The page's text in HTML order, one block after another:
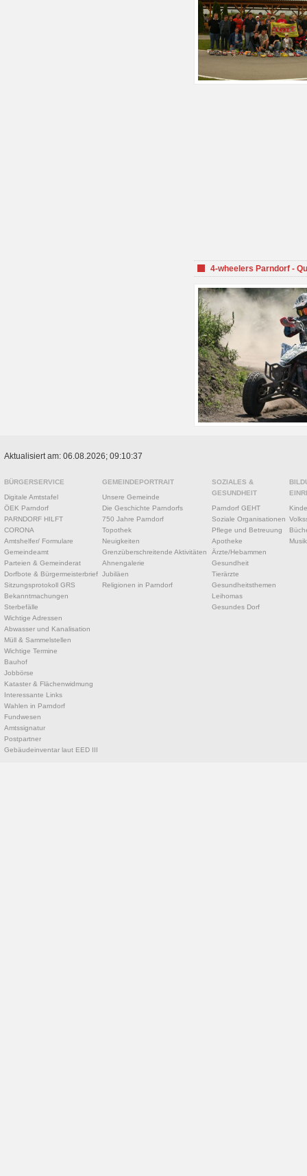
4-wheelers Parndorf -
Aktualisiert am: 06.08.2026; 09:10:37
BÜRGERSERVICE
Digitale Amtstafel
ÖEK Parndorf
PARNDORF HILFT
CORONA
Amtshelfer/ Formulare
Gemeindeamt
Parteien & Gemeinderat
Dorfbote & Bürgermeisterbrief
Sitzungsprotokoll GRS
Bekanntmachungen
Sterbefälle
Wichtige Adressen
Abwasser und Kanalisation
Müll & Sammelstellen
Wichtige Termine
Bauhof
Jobbörse
Kataster & Flächenwidmung
Interessante Links
Wahlen in Parndorf
Fundwesen
Amtssignatur
Postpartner
Gebäudeinventar laut EED III
GEMEINDEPORTRAIT
Unsere Gemeinde
Die Geschichte Parndorfs
750 Jahre Parndorf
Topothek
Neuigkeiten
Grenzüberschreitende Aktivitäten
Ahnengalerie
Jubiläen
Religionen in Parndorf
SOZIALES &
GESUNDHEIT
Parndorf GEHT
Soziale Organisationen
Pflege und Betreuung
Apotheke
Ärzte/Hebammen
Gesundheit
Tierärzte
Gesundheitsthemen
Leihomas
Gesundes Dorf